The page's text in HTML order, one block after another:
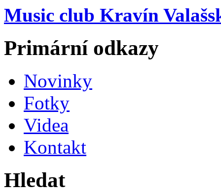
Music club Kravín
Primární odkazy
Novinky
Fotky
Videa
Kontakt
Hledat